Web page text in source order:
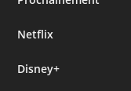
Netflix
Disney+